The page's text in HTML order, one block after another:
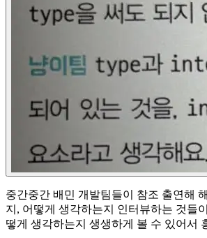
중간중간 배민 개발팀들이 참조 출연해
지, 어떻게 생각하는지 인터뷰하는 것들
떻게 생각하는지 생생하게 볼 수 있어서